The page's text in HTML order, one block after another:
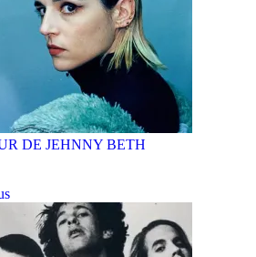
DE JEHNNY BETH